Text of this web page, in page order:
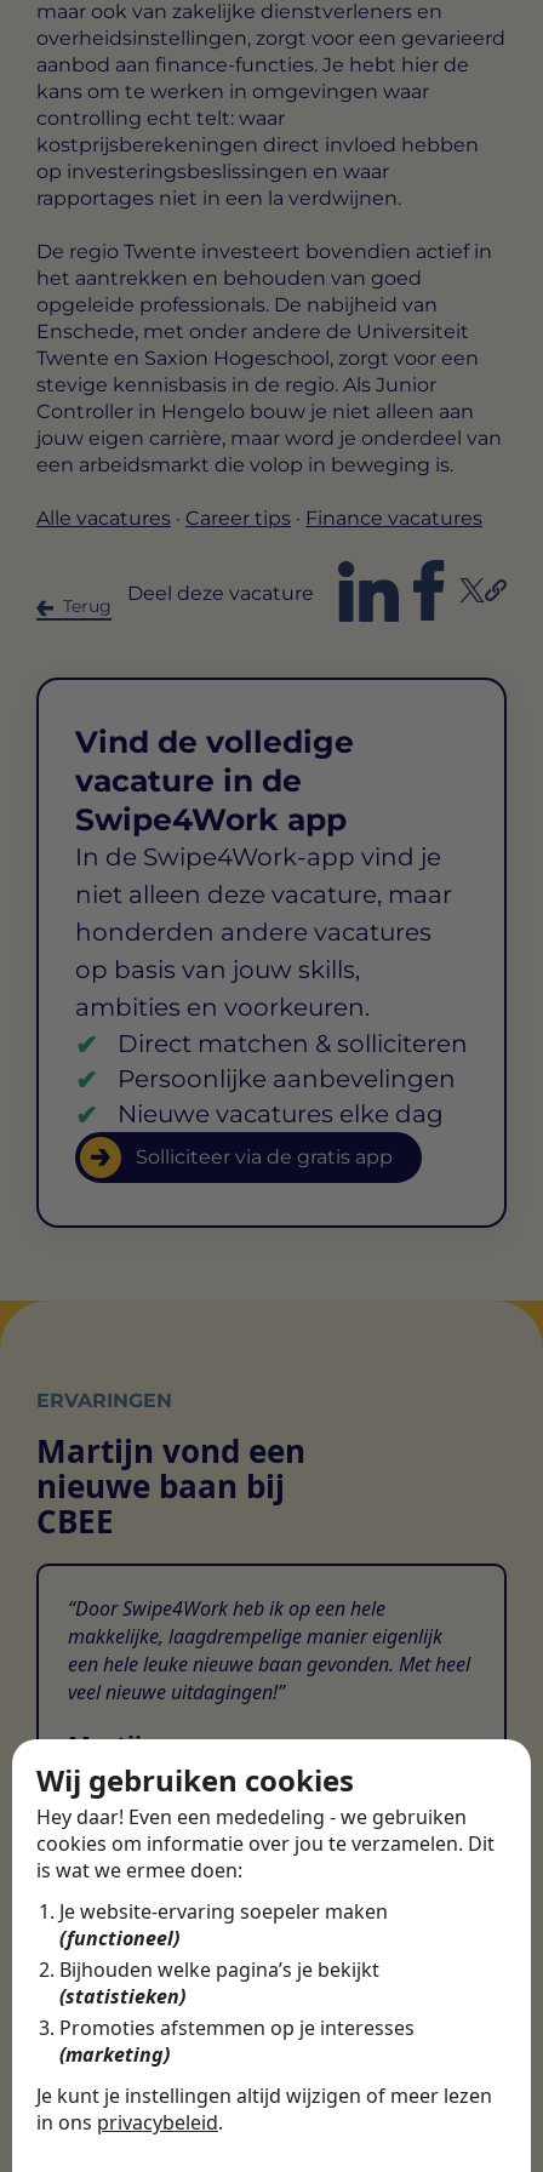
Wij gebruiken cookies
Hey daar! Even een mededeling - we gebruiken
cookies om informatie over jou te verzamelen. Dit
is wat we ermee doen:
Je website-ervaring soepeler maken
(functioneel)
Bijhouden welke pagina’s je bekijkt
(statistieken)
Promoties afstemmen op je interesses
(marketing)
Je kunt je instellingen altijd wijzigen of meer lezen
in ons privacybeleid.
maar ook van zakelijke dienstverleners en
overheidsinstellingen, zorgt voor een gevarieerd
aanbod aan finance-functies. Je hebt hier de
kans om te werken in omgevingen waar
controlling echt telt: waar
kostprijsberekeningen direct invloed hebben
op investeringsbeslissingen en waar
rapportages niet in een la verdwijnen.
De regio Twente investeert bovendien actief in
het aantrekken en behouden van goed
opgeleide professionals. De nabijheid van
Enschede, met onder andere de Universiteit
Twente en Saxion Hogeschool, zorgt voor een
stevige kennisbasis in de regio. Als Junior
Controller in Hengelo bouw je niet alleen aan
jouw eigen carrière, maar word je onderdeel van
een arbeidsmarkt die volop in beweging is.
Alle vacatures · Career tips · Finance vacatures
Terug
Deel deze vacature
Vind de volledige
vacature in de
Swipe4Work app
In de Swipe4Work-app vind je
niet alleen deze vacature, maar
honderden andere vacatures
op basis van jouw skills,
ambities en voorkeuren.
Direct matchen & solliciteren
Persoonlijke aanbevelingen
Nieuwe vacatures elke dag
Solliciteer via de gratis app
ERVARINGEN
Martijn vond een
nieuwe baan bij
CBEE
Door Swipe4Work heb ik op een hele
makkelijke, laagdrempelige manier eigenlijk
een hele leuke nieuwe baan gevonden. Met heel
veel nieuwe uitdagingen!
Martijn
Certinia Consultant